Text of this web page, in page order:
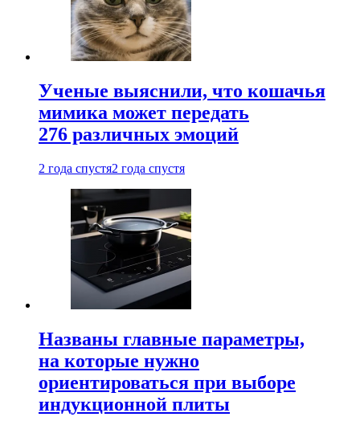
Ученые выяснили, что кошачья
мимика может передать
276 различных эмоций
2 года спустя2 года спустя
Названы главные параметры,
на которые нужно
ориентироваться при выборе
индукционной плиты